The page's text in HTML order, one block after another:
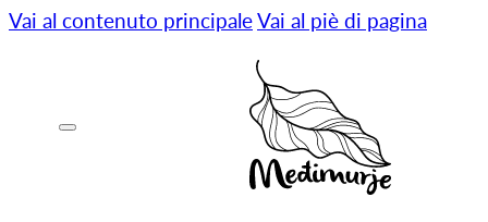
Vai al contenuto principaleVai al piè di pagina